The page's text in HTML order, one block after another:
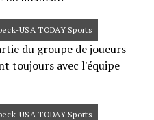
USA TODAY Sports
du groupe de joueurs
toujours avec l'équipe
USA TODAY Sports